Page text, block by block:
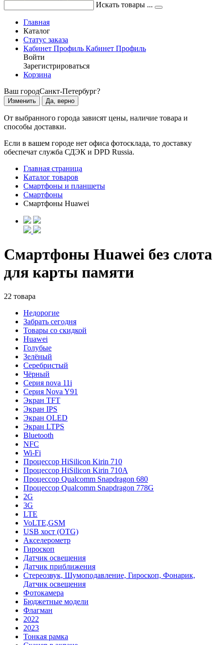
Искать товары ...
Главная
Каталог
Статус заказа
Кабинет Профиль Кабинет Профиль
Войти
Зарегистрироваться
Корзина
Ваш городСанкт-Петербург?
Изменить Да, верно
От выбранного города зависят цены, наличие товара и
способы доставки.
Если в вашем городе нет офиса фотосклада, то доставку
обеспечат служба СДЭК и DPD Russia.
Главная страница
Каталог товаров
Смартфоны и планшеты
Смартфоны
Смартфоны Huawei
Смартфоны Huawei без слота
для карты памяти
22 товара
Недорогие
Забрать сегодня
Товары со скидкой
Huawei
Голубые
Зелёный
Серебристый
Чёрный
Cерия nova 11i
Cерия Nova Y91
Экран TFT
Экран IPS
Экран OLED
Экран LTPS
Bluetooth
NFC
Wi-Fi
Процессор HiSilicon Kirin 710
Процессор HiSilicon Kirin 710A
Процессор Qualcomm Snapdragon 680
Процессор Qualcomm Snapdragon 778G
2G
3G
LTE
VoLTE,GSM
USB хост (OTG)
Акселерометр
Гироскоп
Датчик освещения
Датчик приближения
Стереозвук, Шумоподавление, Гироскоп, Фонарик,
Датчик освещения
Фотокамера
Бюджетные модели
Флагман
2022
2023
Тонкая рамка